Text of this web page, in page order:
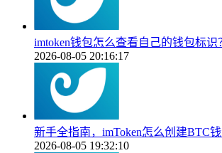
imtoken钱包怎么查看自己的钱包标识
2026-08-05 20:16:17
新手全指南，imToken怎么创建BTC
2026-08-05 19:32:10